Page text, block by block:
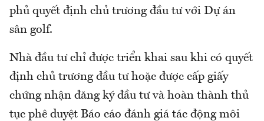
phủ quyết định chủ trương đầu tư với Dự án
sân golf.
Nhà đầu tư chỉ được triển khai sau khi có quyết
định chủ trương đầu tư hoặc được cấp giấy
chứng nhận đăng ký đầu tư và hoàn thành thủ
tục phê duyệt Báo cáo đánh giá tác động môi